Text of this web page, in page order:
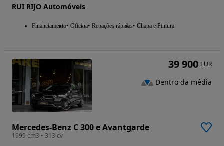
RUI RIJO Automóveis
Financiamento Oficina Repações rápidas Chapa e Pintura
Mercedes-Benz C 300 e Avantgarde
1999 cm3 • 313 cv
39 900 EUR
Dentro da média